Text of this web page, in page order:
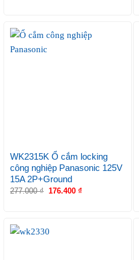
WK2315K Ổ cắm locking
công nghiệp Panasonic 125V
15A 2P+Ground
277.000₫ 176.400 ₫